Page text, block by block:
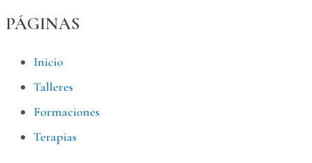
PÁGINAS
Inicio
Talleres
Formaciones
Terapias